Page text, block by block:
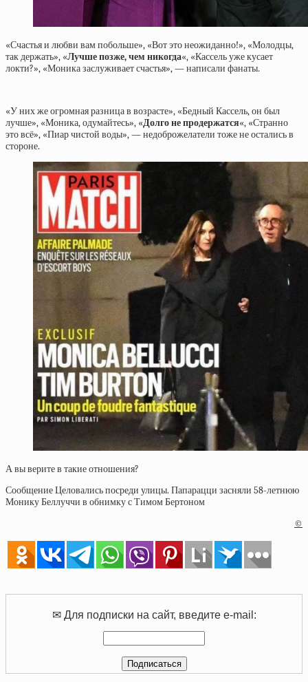
«Счастья и любви вам побольше», «Вот это неожиданно!», «Молодцы,
так держать», «Лучше позже, чем никогда«, «Кассель уже кусает
локти?», «Моника заслуживает счастья», — написали фанаты.
«У них же огромная разница в возрасте», «Бедный Кассель, он был
лучше», «Моника, одумайтесь», «Долго не продержатся«, «Странно
это всё», «Пиар чистой воды», — недоброжелатели тоже не остались в
стороне.
А вы верите в такие отношения?
Сообщение Целовались посреди улицы. Папарацци засняли 58-летнюю
Монику Беллуччи в обнимку с Тимом Бертоном
©
✉ Для подписки на сайт, введите e-mail: